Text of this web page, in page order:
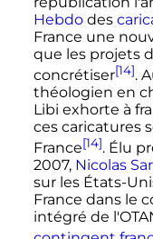
Hebdodes
France une
que les projets
concrétiser[14].
théologien en
Libi exhorte à
ces caricatures
France[14]. Élu
2007, Nicolas
sur les États-
France dans le
intégré de